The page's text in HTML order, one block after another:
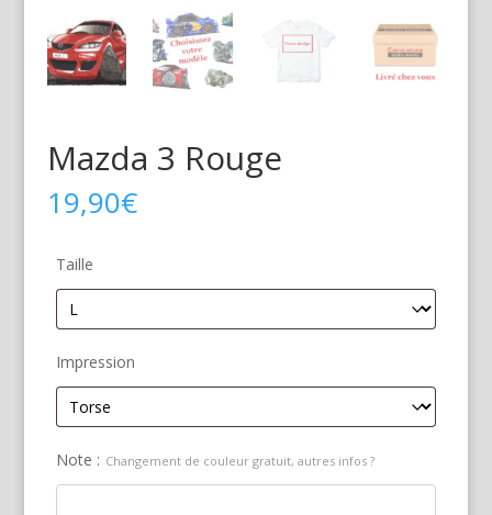
Mazda 3 Rouge
19,90€
Taille
Impression
Note : Changement de couleur gratuit, autres infos ?